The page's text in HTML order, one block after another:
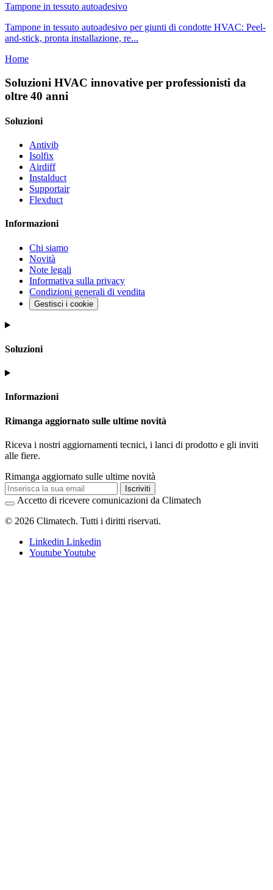
Tampone in tessuto autoadesivo
Tampone in tessuto autoadesivo per giunti di condotte HVAC: Peel-
and-stick, pronta installazione, re...
Home
Soluzioni HVAC innovative per professionisti da
oltre 40 anni
Soluzioni
Antivib
Isolfix
Airdiff
Instalduct
Supportair
Flexduct
Informazioni
Chi siamo
Novità
Note legali
Informativa sulla privacy
Condizioni generali di vendita
Gestisci i cookie
Soluzioni
Informazioni
Rimanga aggiornato sulle ultime novità
Riceva i nostri aggiornamenti tecnici, i lanci di prodotto e gli inviti
alle fiere.
Rimanga aggiornato sulle ultime novità
Iscriviti
Accetto di ricevere comunicazioni da Climatech
© 2026 Climatech. Tutti i diritti riservati.
Linkedin Linkedin
YoutubeYoutube